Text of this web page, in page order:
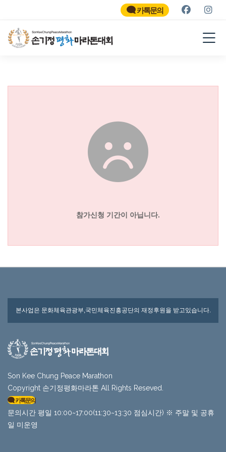
카톡문의
MARATHON
2026
참가신청 기간이 아닙니다.
본사업은 문화체육관광부,국민체육진흥공단의 재정후원을 받고있습니다.
Son Kee Chung Peace Marathon
Copyright 손기정평화마라톤 All Rights Reseved.
카톡문의
문의시간 평일 10:00~17:00(11:30~13:30 점심시간) ※ 주말 및 공휴
일 미운영